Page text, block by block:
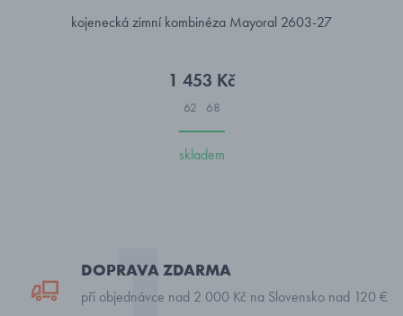
kojenecká zimní kombinéza Mayoral 2603-27
1 453 Kč
62 68
skladem
DOPRAVA ZDARMA
při objednávce nad 2 000 Kč na Slovensko nad 120 €